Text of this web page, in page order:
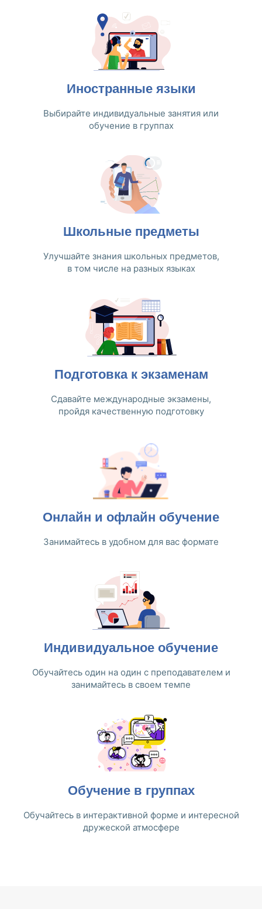
Иностранные языки
Выбирайте индивидуальные занятия или
обучение в группах
Школьные предметы
Улучшайте знания школьных предметов,
в том числе на разных языках
Подготовка к экзаменам
Сдавайте международные экзамены,
пройдя качественную подготовку
Онлайн и офлайн обучение
Занимайтесь в удобном для вас формате
Индивидуальное обучение
Обучайтесь один на один с преподавателем и
занимайтесь в своем темпе
Обучение в группах
Обучайтесь в интерактивной форме и интересной
дружеской атмосфере